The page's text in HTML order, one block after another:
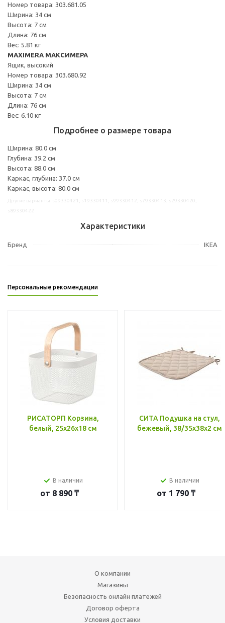
Номер товара: 303.681.05
Ширина: 34 см
Высота: 7 см
Длина: 76 см
Вес: 5.81 кг
MAXIMERA МАКСИМЕРА
Ящик, высокий
Номер товара: 303.680.92
Ширина: 34 см
Высота: 7 см
Длина: 76 см
Вес: 6.10 кг
Подробнее о размере товара
Ширина: 80.0 см
Глубина: 39.2 см
Высота: 88.0 см
Каркас, глубина: 37.0 см
Каркас, высота: 80.0 см
Характеристики
Бренд IKEA
Персональные рекомендации
РИСАТОРП Корзина,
белый, 25x26x18 см
В наличии
от 8 890 ₸
СИТА Подушка на стул,
бежевый, 38/35x38x2 см
В наличии
от 1 790 ₸
О компании
Магазины
Безопасность онлайн платежей
Договор оферта
Условия доставки